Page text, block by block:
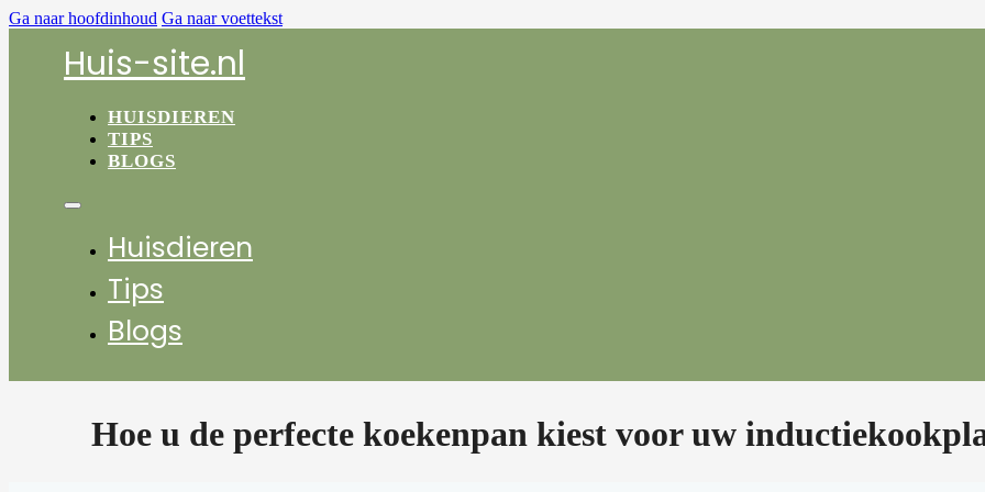
Ga naar hoofdinhoud Ga naar voettekst
Huis-site.nl
HUISDIEREN
TIPS
BLOGS
Huisdieren
Tips
Blogs
Hoe u de perfecte koekenpan kiest voor uw